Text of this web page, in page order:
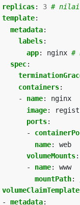
replicas: 3 # nilai
template:
metadata:
labels:
app: nginx #
spec:
containers:
- name:
nginx
image:
ports:
-
name:
web
volumeMounts:
- name:
www
mountPath:
- metadata: